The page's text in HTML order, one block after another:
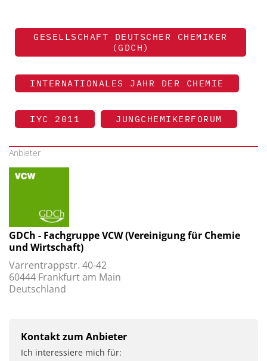
GESELLSCHAFT DEUTSCHER CHEMIKER
(GDCH)
INTERNATIONALES JAHR DER CHEMIE
IYC 2011 JUNGCHEMIKERFORUM
Anbieter
GDCh - Fachgruppe VCW (Vereinigung für Chemie
und Wirtschaft)
Varrentrappstr. 40-42
60444 Frankfurt am Main
Deutschland
Kontakt zum Anbieter
Ich interessiere mich für: